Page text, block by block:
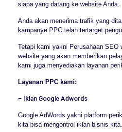
siapa yang datang ke website Anda.
Anda akan menerima trafik yang
kampanye PPC telah tertarget
Tetapi kami yakni Perusahaan SEO
website yang akan memberikan
kami juga menyediakan layanan
Layanan PPC kami:
– Iklan Google Adwords
Google AdWords yakni platform
kita bisa mengontrol iklan bisnis kita.